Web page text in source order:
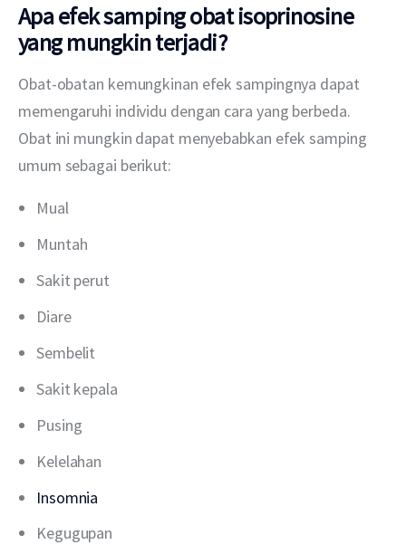
Apa efek samping obat isoprinosine
yang mungkin terjadi?
Obat-obatan kemungkinan efek sampingnya dapat
memengaruhi individu dengan cara yang berbeda.
Obat ini mungkin dapat menyebabkan efek samping
umum sebagai berikut:
Mual
Muntah
Sakit perut
Diare
Sembelit
Sakit kepala
Pusing
Kelelahan
Insomnia
Kegugupan